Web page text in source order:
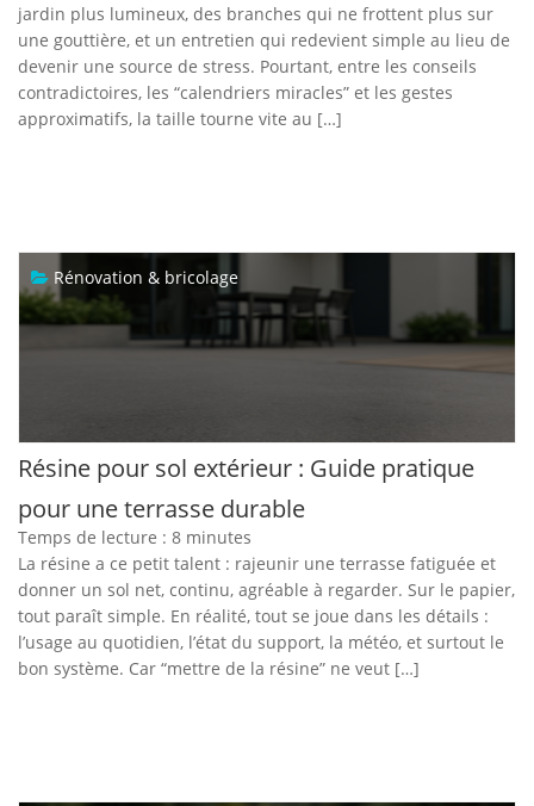
jardin plus lumineux, des branches qui ne frottent plus sur
une gouttière, et un entretien qui redevient simple au lieu de
devenir une source de stress. Pourtant, entre les conseils
contradictoires, les “calendriers miracles” et les gestes
approximatifs, la taille tourne vite au […]
Rénovation & bricolage
Résine pour sol extérieur : Guide pratique
pour une terrasse durable
Temps de lecture : 8 minutes
La résine a ce petit talent : rajeunir une terrasse fatiguée et
donner un sol net, continu, agréable à regarder. Sur le papier,
tout paraît simple. En réalité, tout se joue dans les détails :
l’usage au quotidien, l’état du support, la météo, et surtout le
bon système. Car “mettre de la résine” ne veut […]